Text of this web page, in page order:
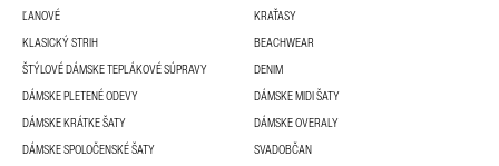
ĽANOVÉ
KRAŤASY
KLASICKÝ STRIH
BEACHWEAR
ŠTÝLOVÉ DÁMSKE TEPLÁKOVÉ SÚPRAVY
DENIM
DÁMSKE PLETENÉ ODEVY
DÁMSKE MIDI ŠATY
DÁMSKE KRÁTKE ŠATY
DÁMSKE OVERALY
DÁMSKE SPOLOČENSKÉ ŠATY
SVADOBČAN